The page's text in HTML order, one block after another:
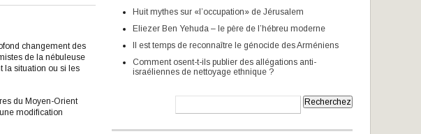
changement des
de la nébuleuse
la situation ou si les
du Moyen-Orient
modification
Huit mythes sur «l’occupation» de Jérusalem
Eliezer Ben Yehuda – le père de l’hébreu moderne
Il est temps de reconnaître le génocide des Arméniens
Comment osent-t-ils publier des allégations anti-
israéliennes de nettoyage ethnique ?